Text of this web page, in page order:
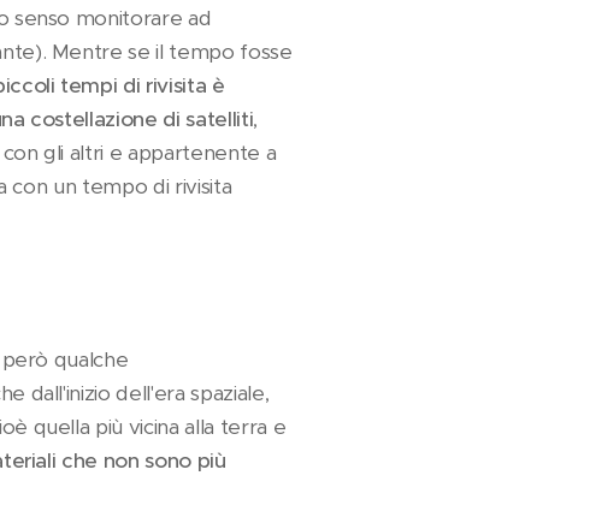
senso monitorare ad
Mentre se il tempo fosse
tempi di rivisita è
costellazione di satelliti,
gli altri e appartenente a
con un tempo di rivisita
qualche
dall'inizio dell'era spaziale,
quella più vicina alla terra e
che non sono più